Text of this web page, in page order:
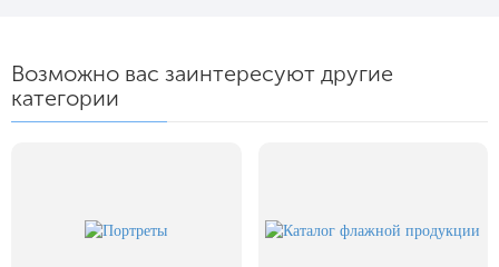
Выпускной для школ и ВУЗов
8 июля, День Семьи Любви и
Возможно вас заинтересуют другие
категории